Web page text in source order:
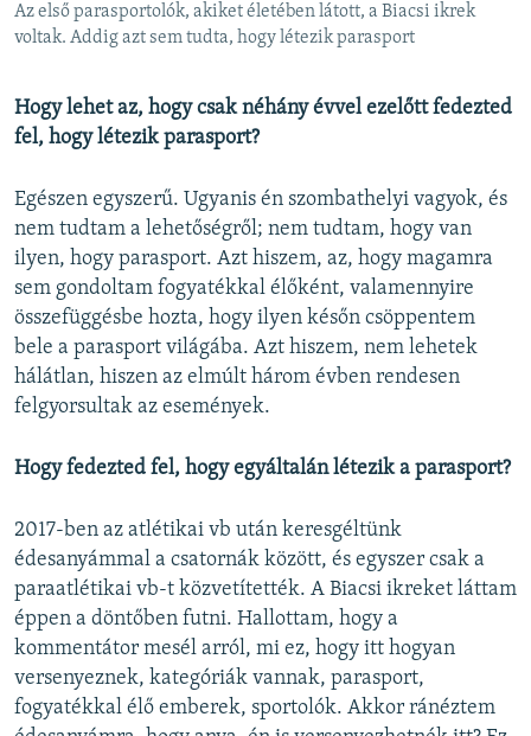
Az első parasportolók, akiket életében látott, a Biacsi ikrek
voltak. Addig azt sem tudta, hogy létezik parasport
Hogy lehet az, hogy csak néhány évvel ezelőtt fedezted
fel, hogy létezik parasport?
Egészen egyszerű. Ugyanis én szombathelyi vagyok, és
nem tudtam a lehetőségről; nem tudtam, hogy van
ilyen, hogy parasport. Azt hiszem, az, hogy magamra
sem gondoltam fogyatékkal élőként, valamennyire
összefüggésbe hozta, hogy ilyen későn csöppentem
bele a parasport világába. Azt hiszem, nem lehetek
hálátlan, hiszen az elmúlt három évben rendesen
felgyorsultak az események.
Hogy fedezted fel, hogy egyáltalán létezik a parasport?
2017-ben az atlétikai vb után keresgéltünk
édesanyámmal a csatornák között, és egyszer csak a
paraatlétikai vb-t közvetítették. A Biacsi ikreket láttam
éppen a döntőben futni. Hallottam, hogy a
kommentátor mesél arról, mi ez, hogy itt hogyan
versenyeznek, kategóriák vannak, parasport,
fogyatékkal élő emberek, sportolók. Akkor ránéztem